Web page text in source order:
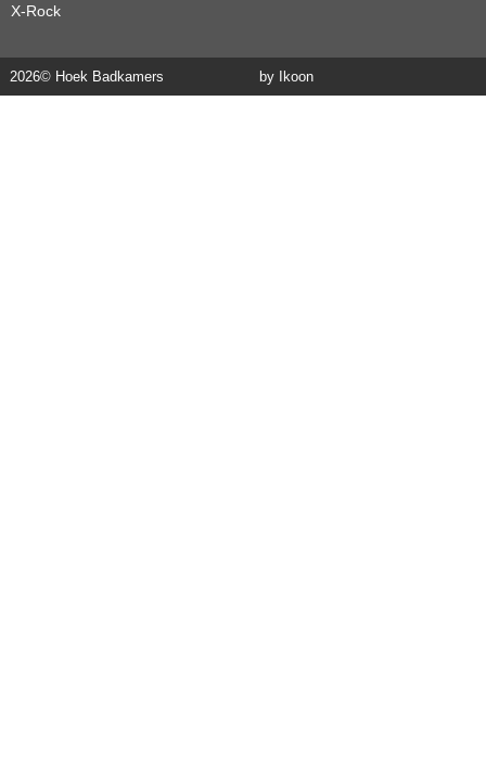
X-Rock
2026© Hoek Badkamers by Ikoon